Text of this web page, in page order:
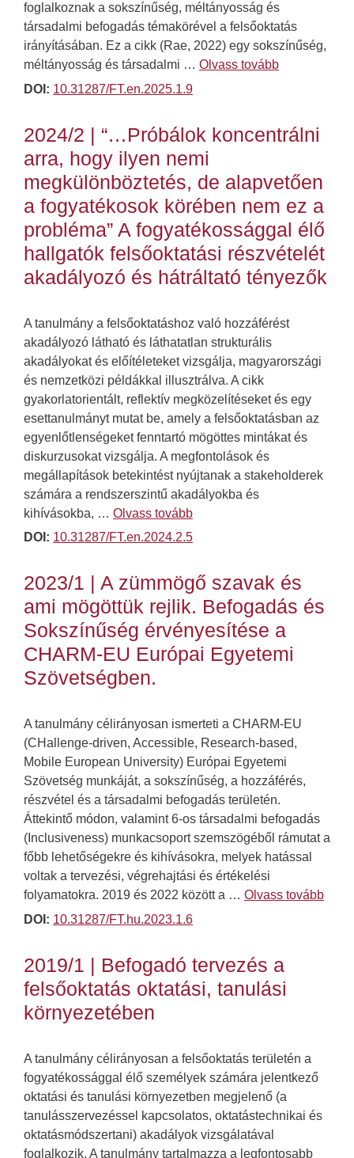
foglalkoznak a sokszínűség, méltányosság és
társadalmi befogadás témakörével a felsőoktatás
irányításában. Ez a cikk (Rae, 2022) egy sokszínűség,
méltányosság és társadalmi … Olvass tovább
DOI: 10.31287/FT.en.2025.1.9
2024/2 | “…Próbálok koncentrálni
arra, hogy ilyen nemi
megkülönböztetés, de alapvetően
a fogyatékosok körében nem ez a
probléma” A fogyatékossággal élő
hallgatók felsőoktatási részvételét
akadályozó és hátráltató tényezők
A tanulmány a felsőoktatáshoz való hozzáférést
akadályozó látható és láthatatlan strukturális
akadályokat és előítéleteket vizsgálja, magyarországi
és nemzetközi példákkal illusztrálva. A cikk
gyakorlatorientált, reflektív megközelítéseket és egy
esettanulmányt mutat be, amely a felsőoktatásban az
egyenlőtlenségeket fenntartó mögöttes mintákat és
diskurzusokat vizsgálja. A megfontolások és
megállapítások betekintést nyújtanak a stakeholderek
számára a rendszerszintű akadályokba és
kihívásokba, … Olvass tovább
DOI: 10.31287/FT.en.2024.2.5
2023/1 | A zümmögő szavak és
ami mögöttük rejlik. Befogadás és
Sokszínűség érvényesítése a
CHARM-EU Európai Egyetemi
Szövetségben.
A tanulmány célirányosan ismerteti a CHARM-EU
(CHallenge-driven, Accessible, Research-based,
Mobile European University) Európai Egyetemi
Szövetség munkáját, a sokszínűség, a hozzáférés,
részvétel és a társadalmi befogadás területén.
Áttekintő módon, valamint 6-os társadalmi befogadás
(Inclusiveness) munkacsoport szemszögéből rámutat a
főbb lehetőségekre és kihívásokra, melyek hatással
voltak a tervezési, végrehajtási és értékelési
folyamatokra. 2019 és 2022 között a … Olvass tovább
DOI: 10.31287/FT.hu.2023.1.6
2019/1 | Befogadó tervezés a
felsőoktatás oktatási, tanulási
környezetében
A tanulmány célirányosan a felsőoktatás területén a
fogyatékossággal élő személyek számára jelentkező
oktatási és tanulási környezetben megjelenő (a
tanulásszervezéssel kapcsolatos, oktatástechnikai és
oktatásmódszertani) akadályok vizsgálatával
foglalkozik. A tanulmány tartalmazza a legfontosabb